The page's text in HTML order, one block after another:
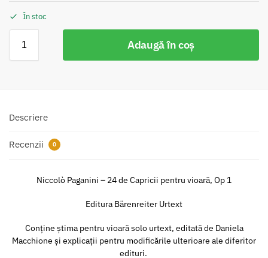
În stoc
Adaugă în coș
Descriere
Recenzii 0
Niccolò Paganini – 24 de Capricii pentru vioară, Op 1
Editura Bärenreiter Urtext
Conține știma pentru vioară solo urtext, editată de Daniela
Macchione și explicații pentru modificările ulterioare ale diferitor
edituri.